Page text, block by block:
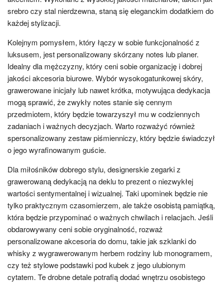
srebro czy stal nierdzewna, staną się eleganckim dodatkiem do
każdej stylizacji.
Kolejnym pomysłem, który łączy w sobie funkcjonalność z
luksusem, jest personalizowany skórzany notes lub planer.
Idealny dla mężczyzny, który ceni sobie organizację i dobrej
jakości akcesoria biurowe. Wybór wysokogatunkowej skóry,
grawerowane inicjały lub nawet krótka, motywująca dedykacja
mogą sprawić, że zwykły notes stanie się cennym
przedmiotem, który będzie towarzyszył mu w codziennych
zadaniach i ważnych decyzjach. Warto rozważyć również
spersonalizowany zestaw piśmienniczy, który będzie świadczył
o jego wyrafinowanym guście.
Dla miłośników dobrego stylu, designerskie zegarki z
grawerowaną dedykacją na deklu to prezent o niezwykłej
wartości sentymentalnej i wizualnej. Taki upominek będzie nie
tylko praktycznym czasomierzem, ale także osobistą pamiątką,
która będzie przypominać o ważnych chwilach i relacjach. Jeśli
obdarowywany ceni sobie oryginalność, rozważ
personalizowane akcesoria do domu, takie jak szklanki do
whisky z wygrawerowanym herbem rodziny lub monogramem,
czy też stylowe podstawki pod kubek z jego ulubionym
cytatem. Te drobne detale potrafią dodać wnętrzu osobistego